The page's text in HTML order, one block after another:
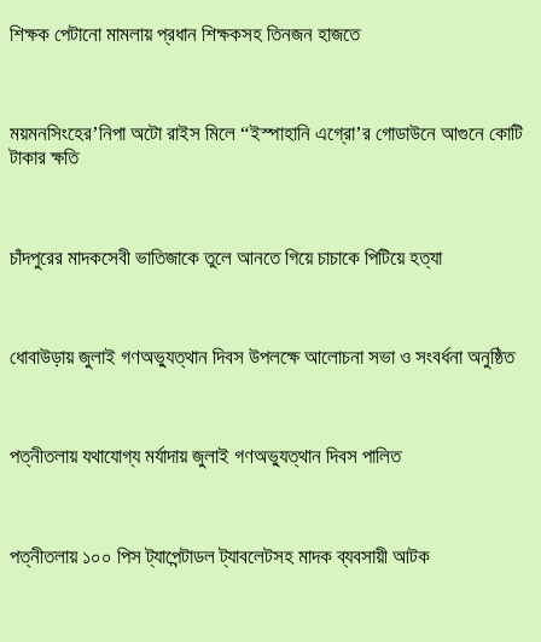
শিক্ষক পেটানো মামলায় প্রধান শিক্ষকসহ তিনজন হাজতে
ময়মনসিংহের’নিপা অটো রাইস মিলে “ইস্পাহানি এগ্রো’র গোডাউনে আগুনে কোটি
টাকার ক্ষতি
চাঁদপুরের মাদকসেবী ভাতিজাকে তুলে আনতে গিয়ে চাচাকে পিটিয়ে হত্যা
ধোবাউড়ায় জুলাই গণঅভ্যুত্থান দিবস উপলক্ষে আলোচনা সভা ও সংবর্ধনা অনুষ্ঠিত
পত্নীতলায় যথাযোগ্য মর্যাদায় জুলাই গণঅভ্যুত্থান দিবস পালিত
পত্নীতলায় ১০০ পিস ট্যাপেন্টাডল ট্যাবলেটসহ মাদক ব্যবসায়ী আটক